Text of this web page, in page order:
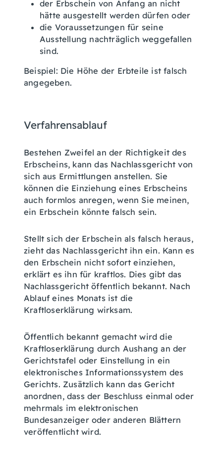
der Erbschein von Anfang an nicht
hätte ausgestellt werden dürfen oder
die Voraussetzungen für seine
Ausstellung nachträglich weggefallen
sind.
Beispiel: Die Höhe der Erbteile ist falsch
angegeben.
Verfahrensablauf
Bestehen Zweifel an der Richtigkeit des
Erbscheins, kann das Nachlassgericht von
sich aus Ermittlungen anstellen. Sie
können die Einziehung eines Erbscheins
auch formlos anregen, wenn Sie meinen,
ein Erbschein könnte falsch sein.
Stellt sich der Erbschein als falsch heraus,
zieht das Nachlassgericht ihn ein. Kann es
den Erbschein nicht sofort einziehen,
erklärt es ihn für kraftlos. Dies gibt das
Nachlassgericht öffentlich bekannt. Nach
Ablauf eines Monats ist die
Kraftloserklärung wirksam.
Öffentlich bekannt gemacht wird die
Kraftloserklärung durch Aushang an der
Gerichtstafel oder Einstellung in ein
elektronisches Informationssystem des
Gerichts. Zusätzlich kann das Gericht
anordnen, dass der Beschluss einmal oder
mehrmals im elektronischen
Bundesanzeiger oder anderen Blättern
veröffentlicht wird.